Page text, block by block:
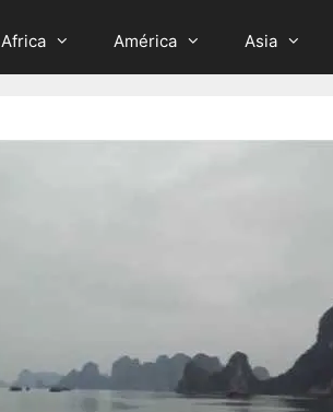
Africa América Asia